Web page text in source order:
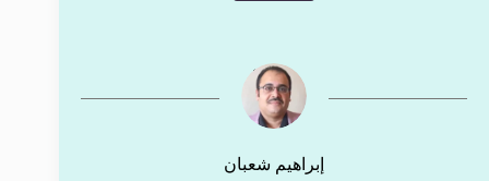
إبراهيم شعبان